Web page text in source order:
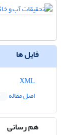
فایل ها
اصل مقاله
هم رسانی